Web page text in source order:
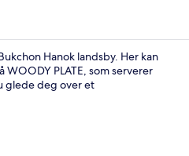
Hanok landsby. Her kan
PLATE, som serverer
glede deg over et